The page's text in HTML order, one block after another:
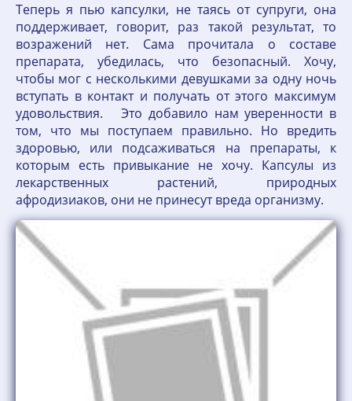
Теперь я пью капсулки, не таясь от супруги, она
поддерживает, говорит, раз такой результат, то
возражений нет. Сама прочитала о составе
препарата, убедилась, что безопасный. Хочу,
чтобы мог с несколькими девушками за одну ночь
вступать в контакт и получать от этого максимум
удовольствия. Это добавило нам уверенности в
том, что мы поступаем правильно. Но вредить
здоровью, или подсаживаться на препараты, к
которым есть привыкание не хочу. Капсулы из
лекарственных растений, природных
афродизиаков, они не принесут вреда организму.